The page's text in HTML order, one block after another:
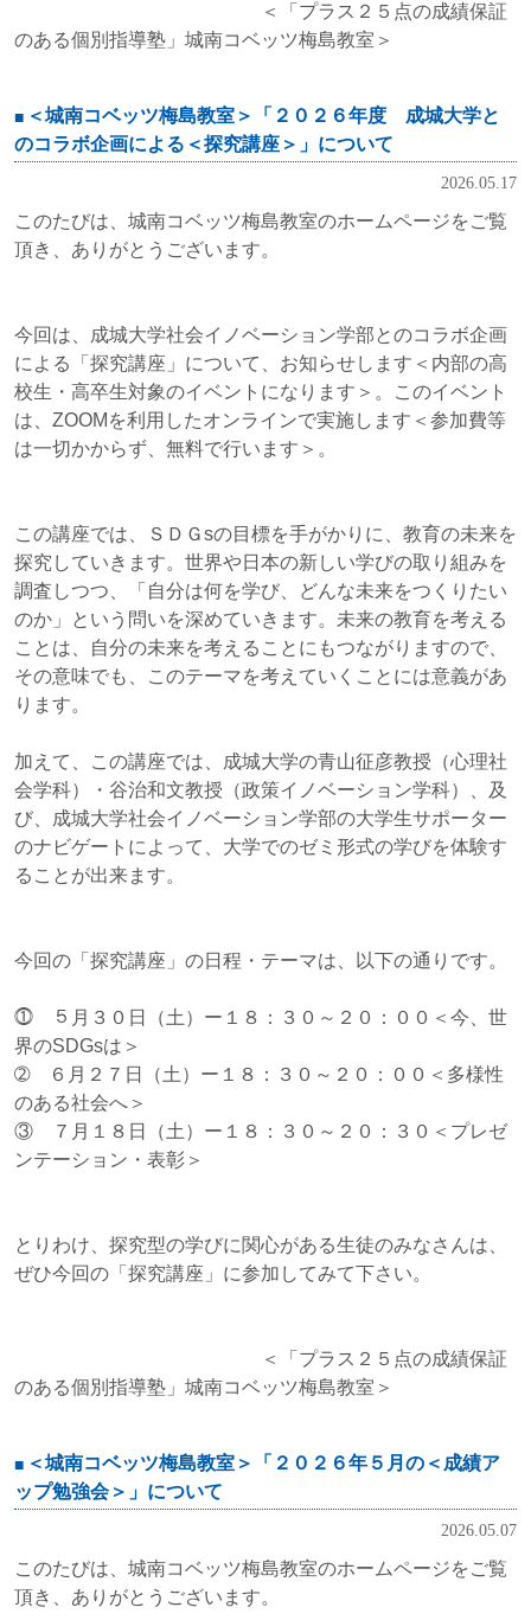
＜「プラス２５点の成績保証
のある個別指導塾」城南コベッツ梅島教室＞
＜城南コベッツ梅島教室＞「２０２６年度 成城大学と
のコラボ企画による＜探究講座＞」について
2026.05.17
このたびは、城南コベッツ梅島教室のホームページをご覧
頂き、ありがとうございます。
今回は、成城大学社会イノベーション学部とのコラボ企画
による「探究講座」について、お知らせします＜ 内部の高
校生・高卒生対象のイベントになります＞。このイベント
は、 ZOOMを利用したオンラインで実施します＜参加費等
は一切かからず、 無料で行います＞。
この講座では、ＳＤＧsの目標を手がかりに、教育の未来を
探究していきます。世界や日本の新しい学びの取り組みを
調査しつつ、「自分は何を学び、どんな未来をつくりたい
のか」という問いを深めていきます。未来の教育を考える
ことは、自分の未来を考えることにもつながりますので、
その意味でも、このテーマを考えていくことには意義があ
ります。
加えて、この講座では、成城大学の青山征彦教授（心理社
会学科）・谷治和文教授（政策イノベーション学科）、及
び、成城大学社会イノベーション学部の大学生サポーター
のナビゲートによって、大学でのゼミ形式の学びを体験す
ることが出来ます。
今回の「探究講座」の日程・テーマは、以下の通りです。
⓵ ５月３０日（土）ー１８：３０～２０：００＜今、世
界のSDGsは＞
➁ ６月２７日（土）ー１８：３０～２０：００＜多様性
のある社会へ＞
③ ７月１８日（土）ー１８：３０～２０：３０＜プレゼ
ンテーション・表彰＞
とりわけ、探究型の学びに関心がある生徒のみなさんは、
ぜひ今回の「探究講座」に参加してみて下さい。
＜「プラス２５点の成績保証
のある個別指導塾」城南コベッツ梅島教室＞
＜城南コベッツ梅島教室＞「２０２６年５月の＜成績ア
ップ勉強会＞」について
2026.05.07
このたびは、城南コベッツ梅島教室のホームページをご覧
頂き、ありがとうございます。